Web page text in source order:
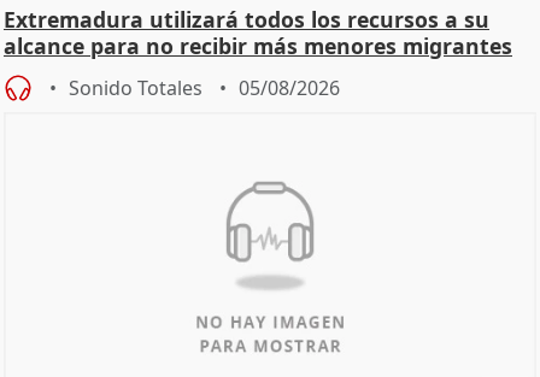
Extremadura utilizará todos los recursos a su
alcance para no recibir más menores migrantes
Sonido Totales 05/08/2026